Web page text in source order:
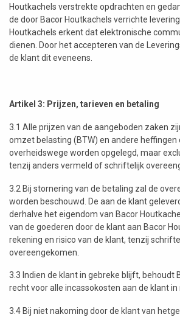
Houtkachels verstrekte opdrachten en
de door Bacor Houtkachels verrichte
Houtkachels erkent dat elektronische
dienen. Door het accepteren van de
de klant dit eveneens.
Artikel 3: Prijzen, tarieven en betaling
3.1 Alle prijzen van de aangeboden zaken
omzet belasting (BTW) en andere heffingen
overheidswege worden opgelegd, maar
tenzij anders vermeld of schriftelijk
3.2 Bij stornering van de betaling zal de
worden beschouwd. De aan de klant
derhalve het eigendom van Bacor
van de goederen door de klant aan Bacor
rekening en risico van de klant, tenzij
overeengekomen.
3.3 Indien de klant in gebreke blijft, behoudt
recht voor alle incassokosten aan de klant
3.4 Bij niet nakoming door de klant van